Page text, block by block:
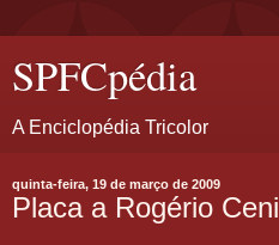
SPFCpédia
A Enciclopédia Tricolor
quinta-feira, 19 de março de 2009
Placa a Rogério